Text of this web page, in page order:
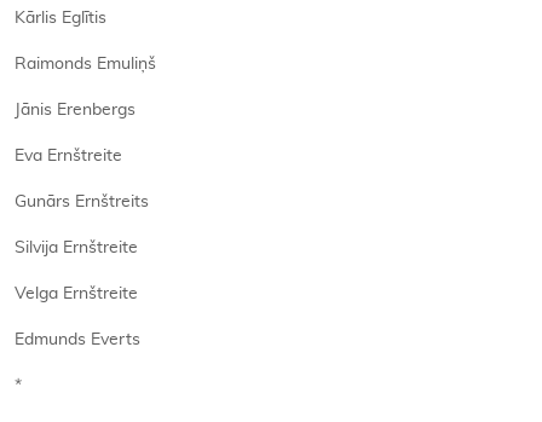
Kārlis Eglītis
Raimonds Emuliņš
Jānis Erenbergs
Eva Ernštreite
Gunārs Ernštreits
Silvija Ernštreite
Velga Ernštreite
Edmunds Everts
*